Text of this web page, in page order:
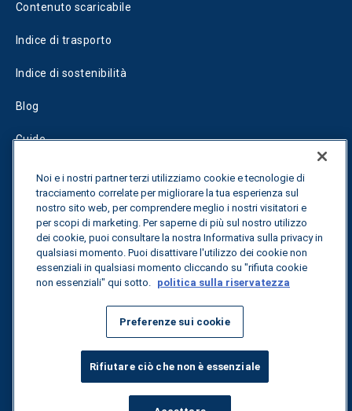
Contenuto scaricabile
Indice di trasporto
Indice di sostenibilità
Blog
Guide
Fuel Savings Calculator
Calcolatore di ottimizzazione dei trasporti
Tracciamento delle tariffe
Contattateci
Tutti i diritti riservati. Informativa sulla privacy
Noi e i nostri partner terzi utilizziamo cookie e tecnologie di
tracciamento correlate per migliorare la tua esperienza sul
nostro sito web, per comprendere meglio i nostri visitatori e
per scopi di marketing. Per saperne di più sul nostro utilizzo
dei cookie, puoi consultare la nostra Informativa sulla privacy in
qualsiasi momento. Puoi disattivare l'utilizzo dei cookie non
essenziali in qualsiasi momento cliccando su "rifiuta cookie
non essenziali" qui sotto. politica sulla riservatezza
Preferenze sui cookie
Rifiutare ciò che non è essenziale